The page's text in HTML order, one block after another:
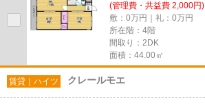
(管理費・共益費 2,000円)
敷：0万円｜礼：0万円
所在階：4階
間取り：2DK
面積：44.00㎡
賃貸｜ハイツ クレールモエ